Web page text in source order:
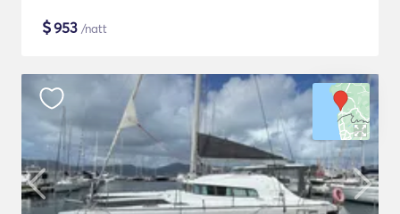
$953 /natt